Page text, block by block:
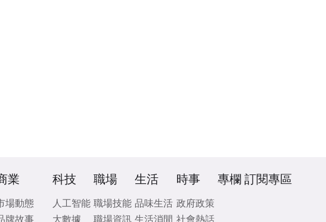
業
場動態
牌故事
科技
人工智能
大數據
職場
職場技能
職場資訊
生活
品味生活
生活消閒
時事
政府政策
社會熱話
專欄 訂閱專區